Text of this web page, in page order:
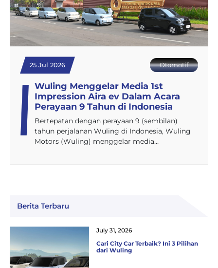
25 Jul 2026 Otomotif
Wuling Menggelar Media 1st
Impression Aira ev Dalam Acara
Perayaan 9 Tahun di Indonesia
Bertepatan dengan perayaan 9 (sembilan)
tahun perjalanan Wuling di Indonesia, Wuling
Motors (Wuling) menggelar media…
Berita Terbaru
Cari City Car Terbaik? Ini 3 Pilihan
dari Wuling
July 31, 2026